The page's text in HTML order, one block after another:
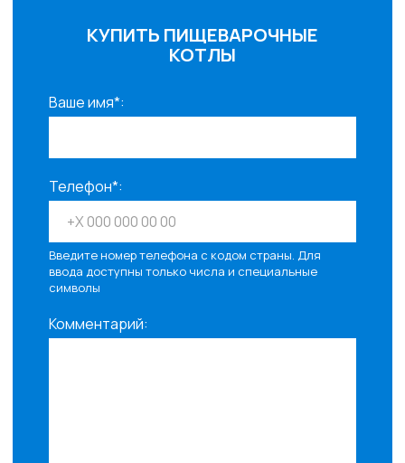
КУПИТЬ ПИЩЕВАРОЧНЫЕ
КОТЛЫ
Ваше имя*:
Телефон*:
Введите номер телефона с кодом страны. Для
ввода доступны только числа и специальные
символы
Комментарий: